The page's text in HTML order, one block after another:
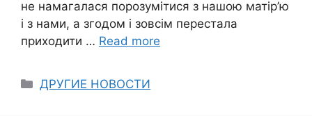
не намагалася порозумітися з нашою матір’ю
і з нами, а згодом і зовсім перестала
приходити … Read more
Categories
ДРУГИЕ НОВОСТИ